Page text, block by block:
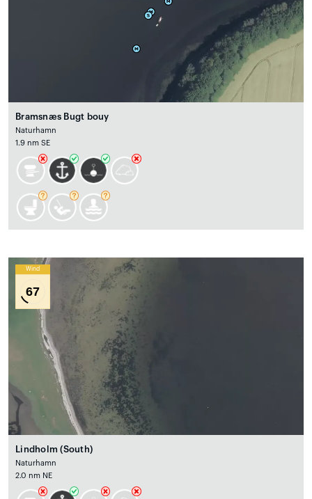
Bramsnæs Bugt bouy
Naturhamn
1.9 nm SE
Wind
67
Lindholm (South)
Naturhamn
2.0 nm NE